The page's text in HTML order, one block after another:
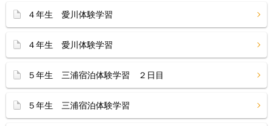
４年生 愛川体験学習
４年生 愛川体験学習
５年生 三浦宿泊体験学習 ２日目
５年生 三浦宿泊体験学習